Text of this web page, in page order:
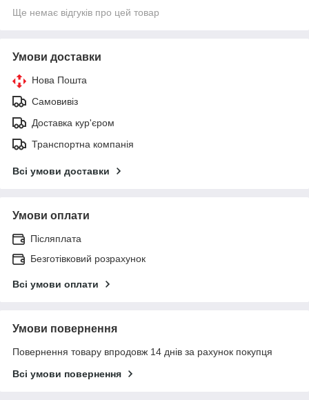
Ще немає відгуків про цей товар
Умови доставки
Нова Пошта
Самовивіз
Доставка кур'єром
Транспортна компанія
Всі умови доставки
Умови оплати
Післяплата
Безготівковий розрахунок
Всі умови оплати
Умови повернення
Повернення товару впродовж 14 днів за рахунок покупця
Всі умови повернення